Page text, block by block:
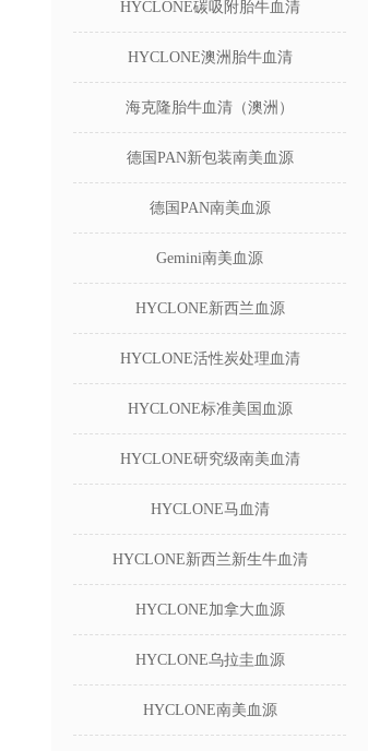
HYCLONE碳吸附胎牛血清
HYCLONE澳洲胎牛血清
海克隆胎牛血清（澳洲）
德国PAN新包装南美血源
德国PAN南美血源
Gemini南美血源
HYCLONE新西兰血源
HYCLONE活性炭处理血清
HYCLONE标准美国血源
HYCLONE研究级南美血清
HYCLONE马血清
HYCLONE新西兰新生牛血清
HYCLONE加拿大血源
HYCLONE乌拉圭血源
HYCLONE南美血源